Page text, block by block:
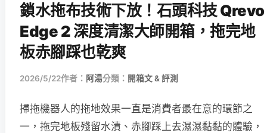
鎖水拖布技術下放！石頭科技 Qrevo
Edge 2 深度清潔大師開箱，拖完地
板赤腳踩也乾爽
2026/5/22作者： 阿湯分類： 開箱文 & 評測
掃拖機器人的拖地效果一直是消費者最在意的環節之
一，拖完地板殘留水漬、赤腳踩上去濕濕黏黏的體驗，